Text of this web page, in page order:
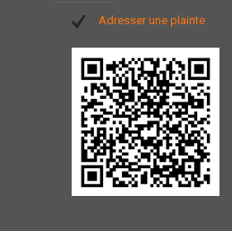
Adresser une plainte